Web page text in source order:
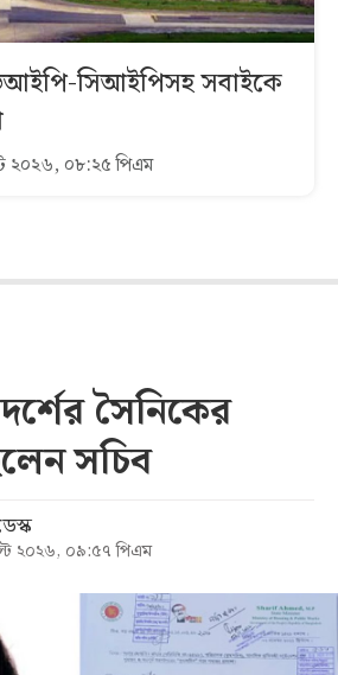
সিআইপিসহ সবাইকে
০৮:২৫ পিএম
সৈনিকের
সচিব
২০২৬, ০৯:৫৭ পিএম